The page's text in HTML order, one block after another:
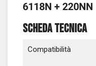
6118N + 220NN
Scheda tecnica
Compatibilità